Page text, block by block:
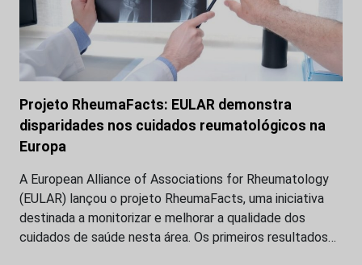
Projeto RheumaFacts: EULAR demonstra
disparidades nos cuidados reumatológicos na
Europa
A European Alliance of Associations for Rheumatology
(EULAR) lançou o projeto RheumaFacts, uma iniciativa
destinada a monitorizar e melhorar a qualidade dos
cuidados de saúde nesta área. Os primeiros resultados…